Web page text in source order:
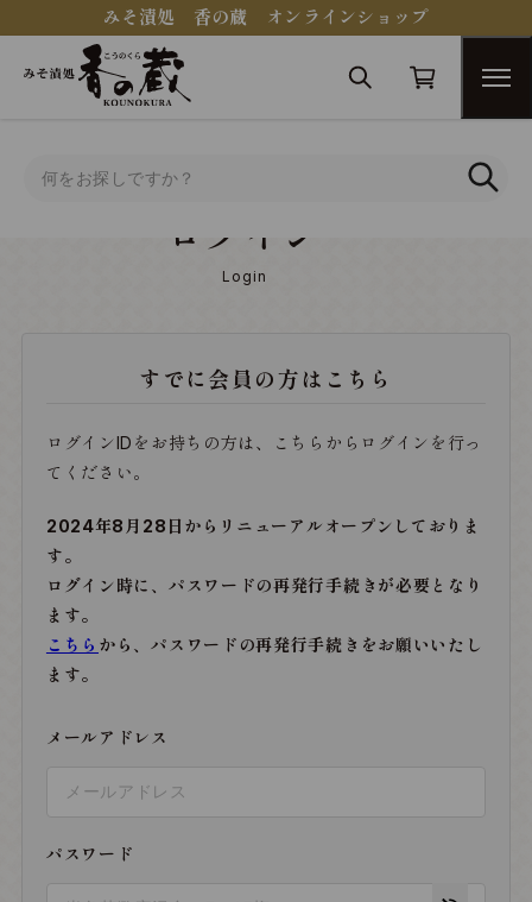
みそ漬処 香の蔵 オンラインショップ
ログイン
Login
すでに会員の方はこちら
ログインIDをお持ちの方は、こちらからログインを行っ
てください。
2024年8月28日からリニューアルオープンしておりま
す。
ログイン時に、パスワードの再発行手続きが必要となり
ます。
こちら から、パスワードの再発行手続きをお願いいたし
ます。
メールアドレス
パスワード